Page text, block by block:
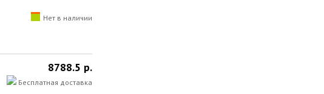
Нет в наличии
8788.5 р.
Бесплатная доставка